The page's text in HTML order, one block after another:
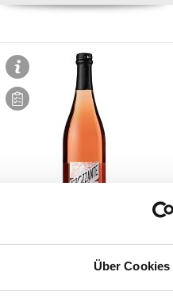
Über Cookies
Raumland Zerozzante - Cuvee
Secco, alkoholfrei, 750 ml